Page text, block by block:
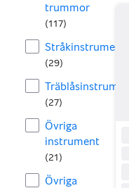
trummor
(117)
Stråkinstrument
(29)
Träblåsinstrument
(27)
Övriga
instrument
(21)
Övriga